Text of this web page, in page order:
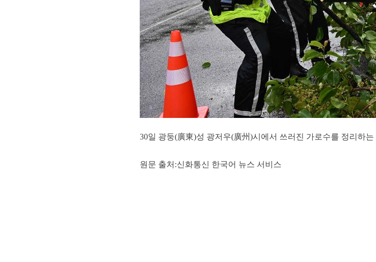
30일 광둥(廣東)성 광저우(廣州)시에서 쓰러진 가로수를 정리하는
원문 출처:신화통신 한국어 뉴스 서비스